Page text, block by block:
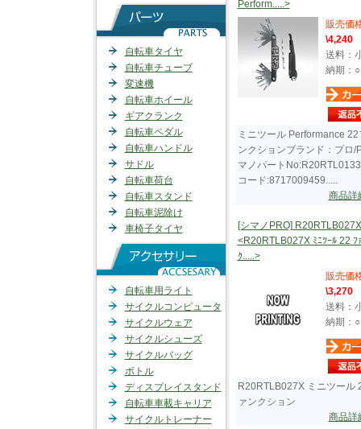
自転車タイヤ
自転車チューブ
変速機
自転車ホイール
ギアクランク
自転車ペダル
自転車ハンドル
サドル
自転車荷台
自転車スタンド
自転車泥除け
車椅子タイヤ
自転車用ライト
サイクルコンピュータ
サイクルウェア
サイクルシューズ
サイクルバッグ
ボトル
ディスプレイスタンド
自転車車載キャリア
サイクルトレーナー
Perform.....>
販売価
\4,240
送料：
納期：○
ミニツール Performance 22
ンクションブランド：プロ/
マノパート
コード:8717009459.....
商品
[シマノPRO] R20RTLB027X
<R20RTLB027X ﾐﾆﾂｰﾙ 22 ﾌ
ｸ.....>
販売価
\3,270
送料：
納期：○
R20RTLB027X ミニツール
ァンクション
商品